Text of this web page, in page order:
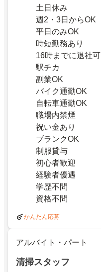
土日休み
週2・3日からOK
平日のみOK
時短勤務あり
16時までに退社可
駅チカ
副業OK
バイク通勤OK
自転車通勤OK
職場内禁煙
祝い金あり
ブランクOK
制服貸与
初心者歓迎
経験者優遇
学歴不問
資格不問
かんたん応募
アルバイト・パート
清掃スタッフ